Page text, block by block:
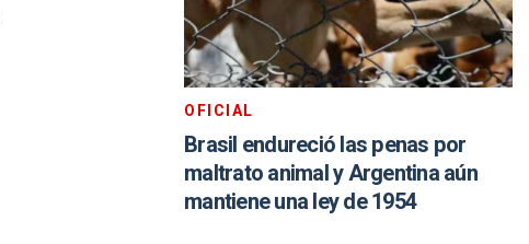
OFICIAL
Brasil endureció las penas por
maltrato animal y Argentina aún
mantiene una ley de 1954